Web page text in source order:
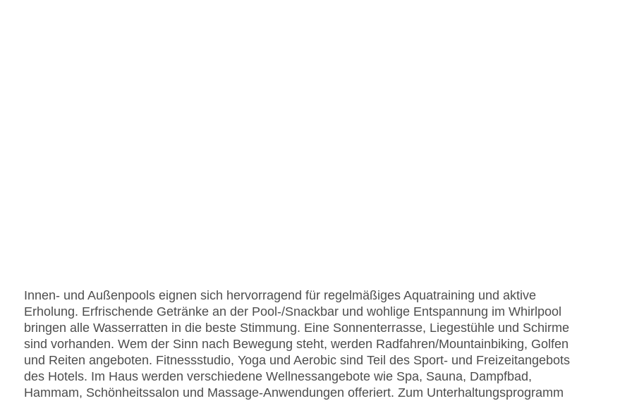
Innen- und Außenpools eignen sich hervorragend für regelmäßiges Aquatraining und aktive
Erholung. Erfrischende Getränke an der Pool-/Snackbar und wohlige Entspannung im Whirlpool
bringen alle Wasserratten in die beste Stimmung. Eine Sonnenterrasse, Liegestühle und Schirme
sind vorhanden. Wem der Sinn nach Bewegung steht, werden Radfahren/Mountainbiking, Golfen
und Reiten angeboten. Fitnessstudio, Yoga und Aerobic sind Teil des Sport- und Freizeitangebots
des Hotels. Im Haus werden verschiedene Wellnessangebote wie Spa, Sauna, Dampfbad,
Hammam, Schönheitssalon und Massage-Anwendungen offeriert. Zum Unterhaltungsprogramm